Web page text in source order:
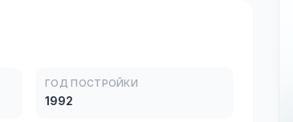
ГОД ПОСТРОЙКИ
1992